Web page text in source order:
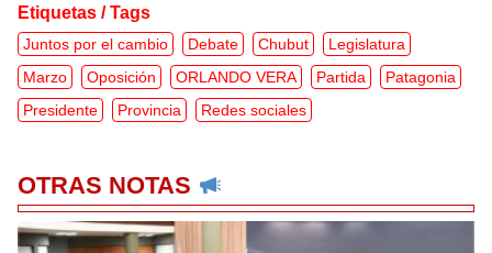
Etiquetas / Tags
Juntos por el cambio Debate Chubut
Legislatura
Marzo
Oposición ORLANDO VERA Partida
Patagonia
Presidente
Provincia Redes sociales
OTRAS NOTAS